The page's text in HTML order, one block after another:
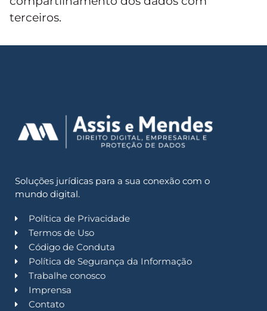
terceiros.
Soluções jurídicas para a sua conexão com o
mundo digital.
Política de Privacidade
Termos de Uso
Código de Conduta
Política de Segurança da Informação
Trabalhe conosco
Imprensa
Contato